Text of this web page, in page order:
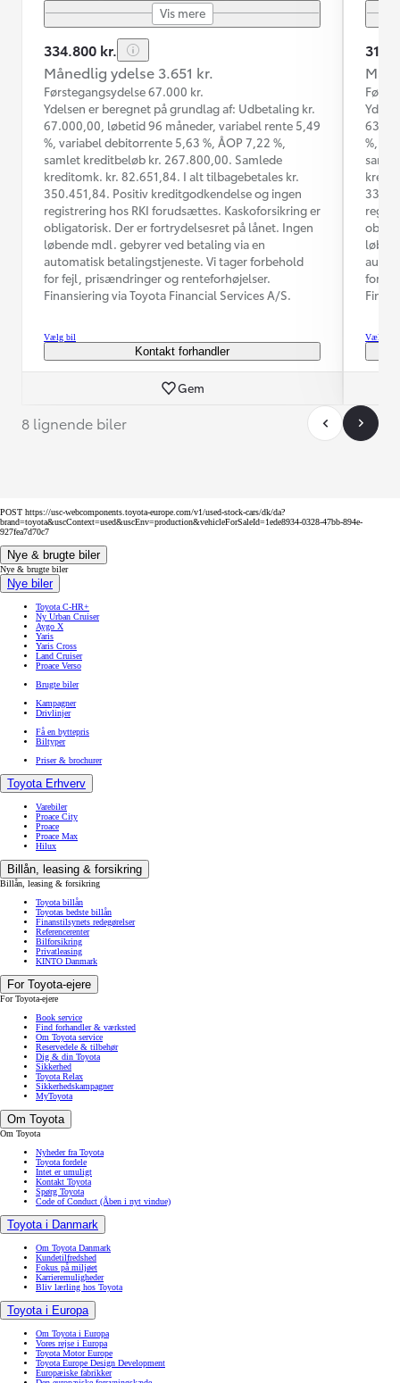
Vis mere
334.800 kr.
Månedlig ydelse 3.651 kr.
Førstegangsydelse 67.000 kr.
Ydelsen er beregnet på grundlag af: Udbetaling kr.
67.000,00, løbetid 96 måneder, variabel rente 5,49
%, variabel debitorrente 5,63 %, ÅOP 7,22 %,
samlet kreditbeløb kr. 267.800,00. Samlede
kreditomk. kr. 82.651,84. I alt tilbagebetales kr.
350.451,84. Positiv kreditgodkendelse og ingen
registrering hos RKI forudsættes. Kaskoforsikring er
obligatorisk. Der er fortrydelsesret på lånet. Ingen
løbende mdl. gebyrer ved betaling via en
automatisk betalingstjeneste. Vi tager forbehold
for fejl, prisændringer og renteforhøjelser.
Finansiering via Toyota Financial Services A/S.
Vælg bil
Kontakt forhandler
Gem
%,
for
Vælg bil
8 lignende biler
POST https://usc-webcomponents.toyota-europe.com/v1/used-stock-cars/dk/da?
brand=toyota&uscContext=used&uscEnv=production&vehicleForSaleId=1ede8934-0328-47bb-894e-
927fea7d70c7
Nye & brugte biler
Nye & brugte biler
Nye biler
Toyota C-HR+
Ny Urban Cruiser
Aygo X
Yaris
Yaris Cross
Land Cruiser
Proace Verso
Brugte biler
Kampagner
Drivlinjer
Få en byttepris
Biltyper
Priser & brochurer
Toyota Erhverv
Varebiler
Proace City
Proace
Proace Max
Hilux
Billån, leasing & forsikring
Billån, leasing & forsikring
Toyota billån
Toyotas bedste billån
Finanstilsynets redegørelser
Referencerenter
Bilforsikring
Privatleasing
KINTO Danmark
For Toyota-ejere
For Toyota-ejere
Book service
Find forhandler & værksted
Om Toyota service
Reservedele & tilbehør
Dig & din Toyota
Sikkerhed
Toyota Relax
Sikkerhedskampagner
MyToyota
Om Toyota
Om Toyota
Nyheder fra Toyota
Toyota fordele
Intet er umuligt
Kontakt Toyota
Spørg Toyota
Code of Conduct (Åben i nyt vindue)
Toyota i Danmark
Om Toyota Danmark
Kundetilfredshed
Fokus på miljøet
Karrieremuligheder
Bliv lærling hos Toyota
Toyota i Europa
Om Toyota i Europa
Vores rejse i Europa
Toyota Motor Europe
Toyota Europe Design Development
Europæiske fabrikker